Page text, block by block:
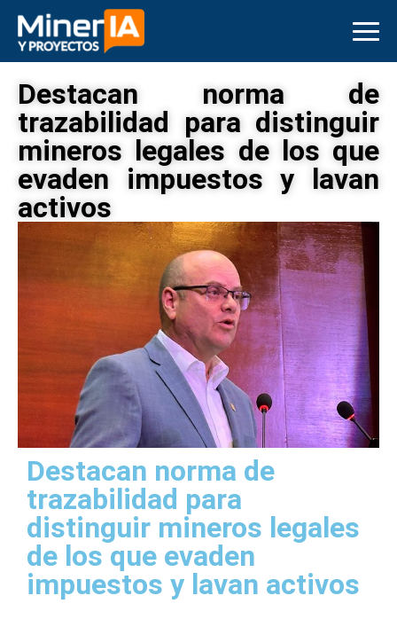
Destacan norma de
trazabilidad para distinguir
mineros legales de los que
evaden impuestos y lavan
activos
Destacan norma de
trazabilidad para
distinguir mineros legales
de los que evaden
impuestos y lavan activos